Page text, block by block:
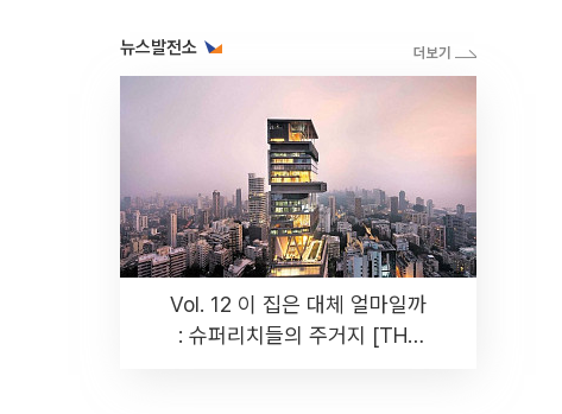
뉴스발전소
Vol. 12 이 집은 대체 얼마일까
: 슈퍼리치들의 주거지 [THE